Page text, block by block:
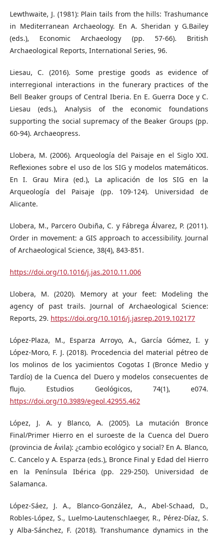
Lewthwaite, J. (1981): Plain tails from the hills: Trashumance
in Mediterranean Archaeology. En A. Sheridan y G.Bailey
(eds.), Economic Archaeology (pp. 57-66). British
Archaeological Reports, International Series, 96.
Liesau, C. (2016). Some prestige goods as evidence of
interregional interactions in the funerary practices of the
Bell Beaker groups of Central Iberia. En E. Guerra Doce y C.
Liesau (eds.), Analysis of the economic foundations
supporting the social supremacy of the Beaker Groups (pp.
60-94). Archaeopress.
Llobera, M. (2006). Arqueología del Paisaje en el Siglo XXI.
Reflexiones sobre el uso de los SIG y modelos matemáticos.
En I. Grau Mira (ed.), La aplicación de los SIG en la
Arqueología del Paisaje (pp. 109-124). Universidad de
Alicante.
Llobera, M., Parcero Oubiña, C. y Fábrega Álvarez, P. (2011).
Order in movement: a GIS approach to accessibility. Journal
of Archaeological Science, 38(4), 843-851.
https://doi.org/10.1016/j.jas.2010.11.006
Llobera, M. (2020). Memory at your feet: Modeling the
agency of past trails. Journal of Archaeological Science:
Reports, 29. https://doi.org/10.1016/j.jasrep.2019.102177
López-Plaza, M., Esparza Arroyo, A., García Gómez, I. y
López-Moro, F. J. (2018). Procedencia del material pétreo de
los molinos de los yacimientos Cogotas I (Bronce Medio y
Tardío) de la Cuenca del Duero y modelos consecuentes de
flujo. Estudios Geológicos, 74(1), e074.
https://doi.org/10.3989/egeol.42955.462
López, J. A. y Blanco, A. (2005). La mutación Bronce
Final/Primer Hierro en el suroeste de la Cuenca del Duero
(provincia de Ávila): ¿cambio ecológico y social? En A. Blanco,
C. Cancelo y A. Esparza (eds.), Bronce Final y Edad del Hierro
en la Península Ibérica (pp. 229-250). Universidad de
Salamanca.
López-Sáez, J. A., Blanco-González, A., Abel-Schaad, D.,
Robles-López, S., Luelmo-Lautenschlaeger, R., Pérez-Díaz, S.
y Alba-Sánchez, F. (2018). Transhumance dynamics in the